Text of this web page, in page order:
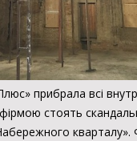
прибрала всі
стоять
кварталу».